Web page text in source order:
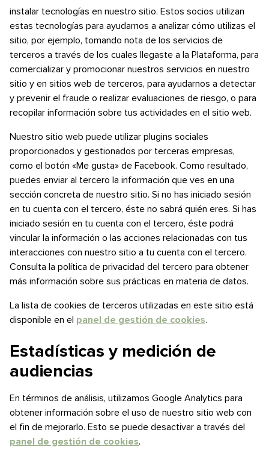
instalar tecnologías en nuestro sitio. Estos socios utilizan
estas tecnologías para ayudarnos a analizar cómo utilizas el
sitio, por ejemplo, tomando nota de los servicios de
terceros a través de los cuales llegaste a la Plataforma, para
comercializar y promocionar nuestros servicios en nuestro
sitio y en sitios web de terceros, para ayudarnos a detectar
y prevenir el fraude o realizar evaluaciones de riesgo, o para
recopilar información sobre tus actividades en el sitio web.
Nuestro sitio web puede utilizar plugins sociales
proporcionados y gestionados por terceras empresas,
como el botón «Me gusta» de Facebook. Como resultado,
puedes enviar al tercero la información que ves en una
sección concreta de nuestro sitio. Si no has iniciado sesión
en tu cuenta con el tercero, éste no sabrá quién eres. Si has
iniciado sesión en tu cuenta con el tercero, éste podrá
vincular la información o las acciones relacionadas con tus
interacciones con nuestro sitio a tu cuenta con el tercero.
Consulta la política de privacidad del tercero para obtener
más información sobre sus prácticas en materia de datos.
La lista de cookies de terceros utilizadas en este sitio está
disponible en el panel de gestión de cookies.
Estadísticas y medición de
audiencias
En términos de análisis, utilizamos Google Analytics para
obtener información sobre el uso de nuestro sitio web con
el fin de mejorarlo. Esto se puede desactivar a través del
panel de gestión de cookies.